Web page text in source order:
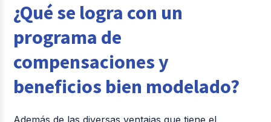
¿Qué se logra con un
programa de
compensaciones y
beneficios bien modelado?